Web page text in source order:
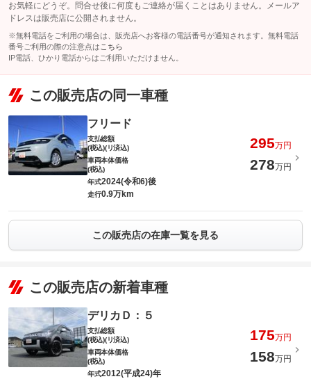
お気軽にどうぞ。問合せ後に何度もご連絡が届くことはありません。メールア
ドレスは販売店に公開されません。
※無料電話をご利用の場合は、販売店へお客様の電話番号が通知されます。無料電話
番号ご利用の際の注意点は こちら
IP電話、ひかり電話からはご利用いただけません。
この販売店の同一車種
フリード
支払総額
(税込)(リ済込)
295万円
車両本体価格
(税込)
278万円
年式2024(令和6)後
走行0.9万km
この販売店の在庫一覧を見る
この販売店の新着車種
デリカＤ：５
支払総額
(税込)(リ済込)
175万円
車両本体価格
(税込)
158万円
年式2012(平成24)年